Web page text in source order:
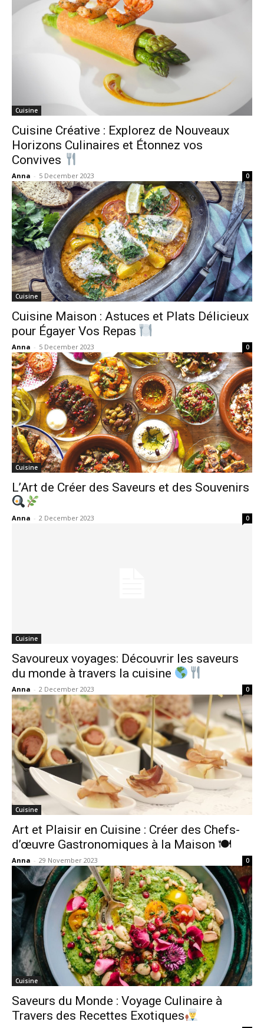
Cuisine
Cuisine Créative : Explorez de Nouveaux
Horizons Culinaires et Étonnez vos
Convives
Anna - 5 December 2023 0
Cuisine
Cuisine Maison : Astuces et Plats Délicieux
pour Égayer Vos Repas
Anna - 5 December 2023 0
Cuisine
L’Art de Créer des Saveurs et des Souvenirs
Anna - 2 December 2023 0
Cuisine
Savoureux voyages: Découvrir les saveurs
du monde à travers la cuisine
Anna - 2 December 2023 0
Cuisine
Art et Plaisir en Cuisine : Créer des Chefs-
d’œuvre Gastronomiques à la Maison 🍽
Anna - 29 November 2023 0
Cuisine
Saveurs du Monde : Voyage Culinaire à
Travers des Recettes Exotiques